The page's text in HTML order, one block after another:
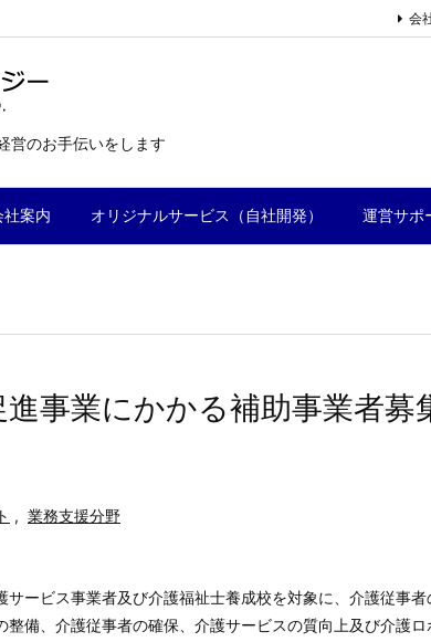
営のお手伝いをします
社案内 オリジナルサービス（自社開発） 運営サポ
会
事業にかかる補助事業者募
, 業務支援分野
サービス事業者及び介護福祉士養成校を対象に、介護従事者
整備、介護従事者の確保、介護サービスの質向上及び介護